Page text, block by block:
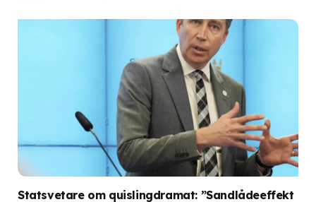
Statsvetare om quislingdramat: ”Sandlådeeffekt